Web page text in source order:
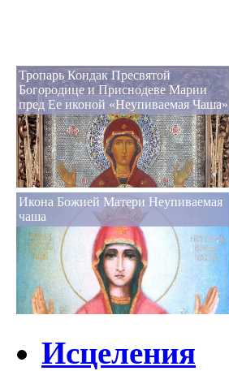
Тропарь Кондак Пресвятой
Богородице и Приснодеве Марии
пред Ее иконой «Неупиваемая Чаша»
Икона Божией Матери Неупиваемая
чаша
Исцеления